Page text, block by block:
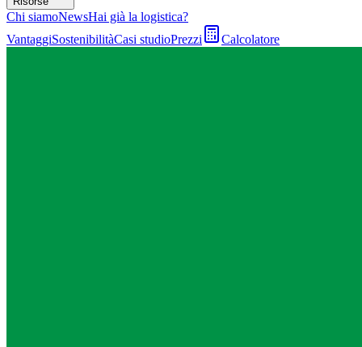
Chi siamoNewsHai già la logistica?
VantaggiSostenibilitàCasi studioPrezzi Calcolatore